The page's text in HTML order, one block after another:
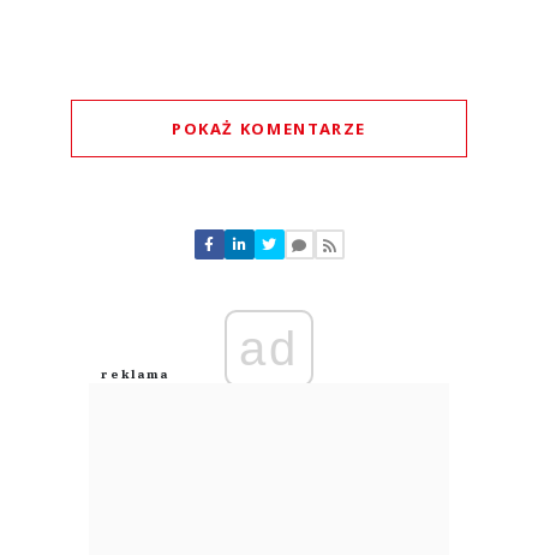
POKAŻ KOMENTARZE
Nie znaleziono komentarzy
Zostaw swoje komentarze
Anuluj
ad